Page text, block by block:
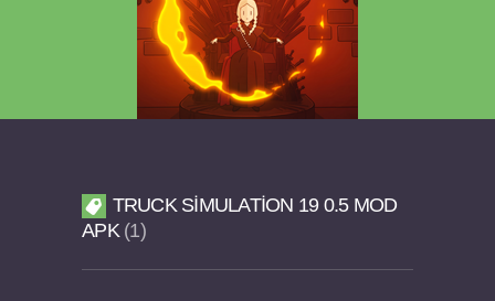
TRUCK SIMULATION 19 0.5 MOD
APK 1